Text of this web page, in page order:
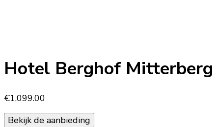
Hotel Berghof Mitterberg
€1,099.00
Bekijk de aanbieding